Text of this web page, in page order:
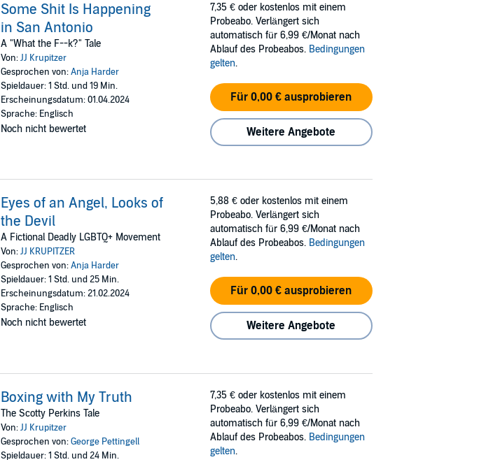
Some Shit Is Happening
in San Antonio
A "What the F--k?" Tale
Von:JJ Krupitzer
Gesprochen von:Anja Harder
Spieldauer: 1 Std. und 19 Min.
Erscheinungsdatum: 01.04.2024
Sprache: Englisch
Noch nicht bewertet
7,35 € oder kostenlos mit einem
Probeabo. Verlängert sich
automatisch für 6,99 €/Monat nach
Ablauf des Probeabos. Bedingungen
gelten.
Für 0,00 € ausprobieren
Weitere Angebote
Eyes of an Angel, Looks of
the Devil
A Fictional Deadly LGBTQ+ Movement
Von:JJ KRUPITZER
Gesprochen von:Anja Harder
Spieldauer: 1 Std. und 25 Min.
Erscheinungsdatum: 21.02.2024
Sprache: Englisch
Noch nicht bewertet
5,88 € oder kostenlos mit einem
Probeabo. Verlängert sich
automatisch für 6,99 €/Monat nach
Ablauf des Probeabos. Bedingungen
gelten.
Für 0,00 € ausprobieren
Weitere Angebote
Boxing with My Truth
The Scotty Perkins Tale
Von:JJ Krupitzer
Gesprochen von:George Pettingell
Spieldauer: 1 Std. und 24 Min.
7,35 € oder kostenlos mit einem
Probeabo. Verlängert sich
automatisch für 6,99 €/Monat nach
Ablauf des Probeabos. Bedingungen
gelten.